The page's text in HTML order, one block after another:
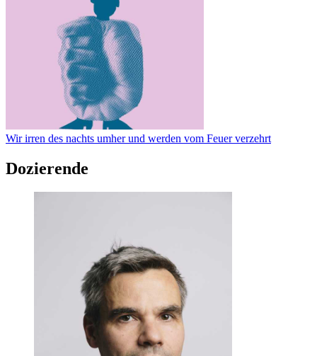
Wir irren des nachts umher und werden vom Feuer verzehrt
Dozierende